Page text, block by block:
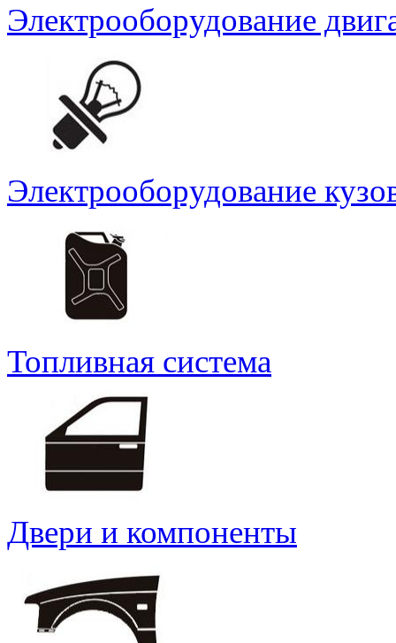
Электрооборудование
Электрооборудование
Топливная система
Двери и компоненты